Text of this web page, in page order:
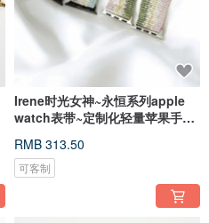
Irene时光女神~永恒系列apple
watch表带~定制化轻量苹果手表
RMB 313.50
可客制